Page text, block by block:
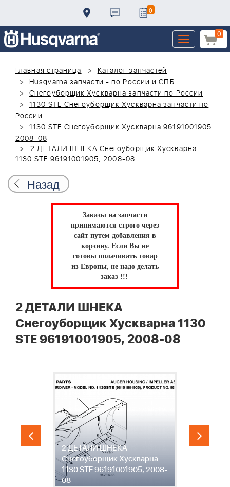
0
0
Toggle
navigation
Главная страница
Каталог запчастей
Husqvarna запчасти - по России и СПБ
Снегоуборщик Хускварна запчасти по России
1130 STE Снегоуборщик Хускварна запчасти по
России
1130 STE Снегоуборщик Хускварна 96191001905
2008-08
2 ДЕТАЛИ ШНЕКА Снегоуборщик Хускварна
1130 STE 96191001905, 2008-08
Назад
Заказы на запчасти
принимаются строго через
сайт путем добавления в
корзину. Если Вы не
готовы оплачивать товар
из Европы, не надо делать
заказ !!!
2 ДЕТАЛИ ШНЕКА
Снегоуборщик Хускварна 1130
STE 96191001905, 2008-08
2 ДЕТАЛИ ШНЕКА
Снегоуборщик Хускварна
1130 STE 96191001905, 2008-
08